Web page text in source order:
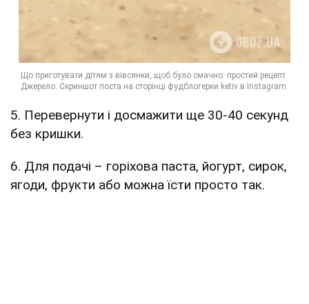
5. Перевернути і досмажити ще 30-40 секунд
без кришки.
6. Для подачі – горіхова паста, йогурт, сирок,
ягоди, фрукти або можна їсти просто так.